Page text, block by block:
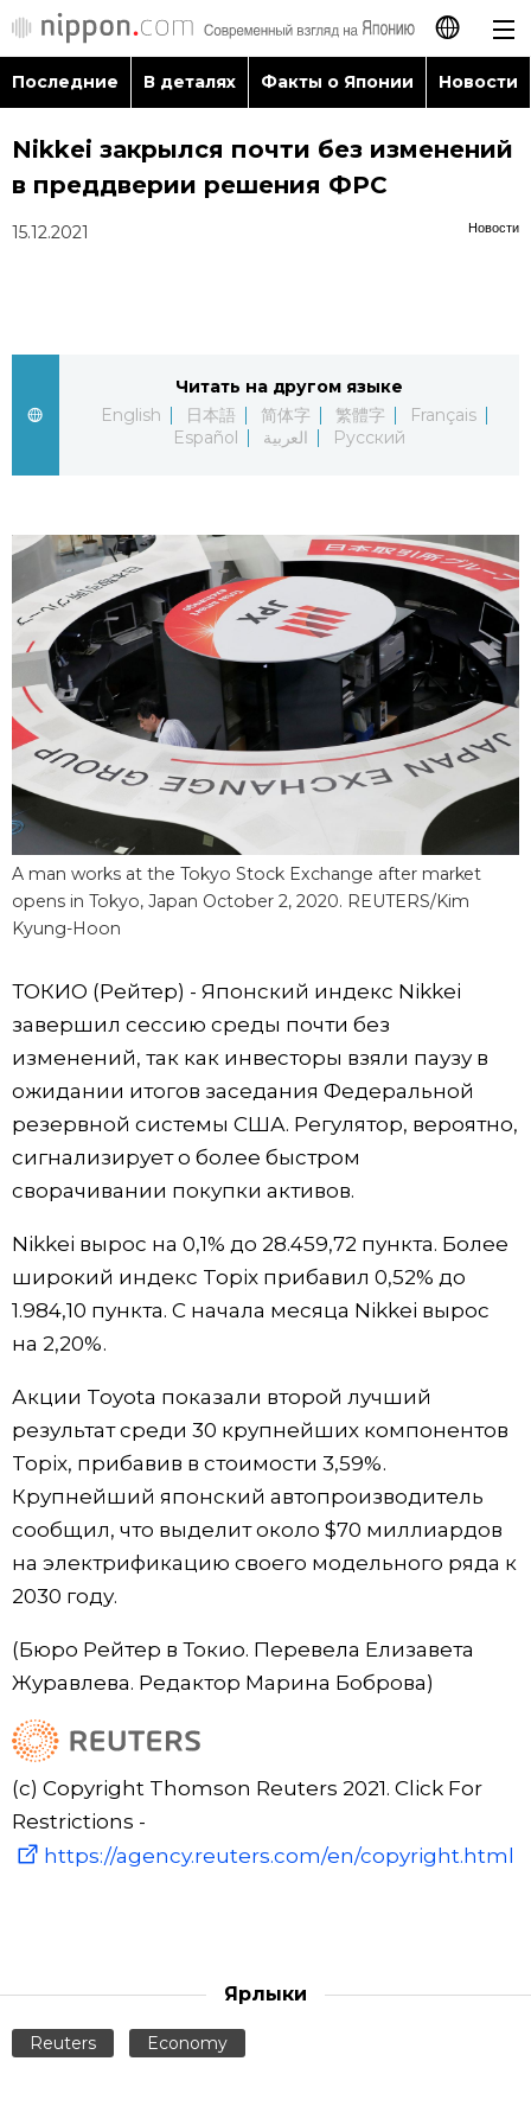
日本語
English
Español
العربية
Последние
Факты о Японии
Новости
Фото/Видео
Разделы
Люди
Блог
Политика
Экономика
Культура
Жизнь
Технологии
Токио
От редакции
Популярные статьи
Японский язык
Японский калейдоскоп
Семья
official SNS
Последние В деталях Факты о Японии Новости
Nikkei закрылся почти без изменений
в преддверии решения ФРС
Новости
15.12.2021
Читать на другом языке
English
日本語 简体字 繁體字
Français
Español
العربية Русский
A man works at the Tokyo Stock Exchange after market
opens in Tokyo, Japan October 2, 2020. REUTERS/Kim
Kyung-Hoon
ТОКИО (Рейтер) - Японский индекс Nikkei
завершил сессию среды почти без
изменений, так как инвесторы взяли паузу в
ожидании итогов заседания Федеральной
резервной системы США. Регулятор, вероятно,
сигнализирует о более быстром
сворачивании покупки активов.
Nikkei вырос на 0,1% до 28.459,72 пункта. Более
широкий индекс Topix прибавил 0,52% до
1.984,10 пункта. С начала месяца Nikkei вырос
на 2,20%.
Акции Toyota показали второй лучший
результат среди 30 крупнейших компонентов
Topix, прибавив в стоимости 3,59%.
Крупнейший японский автопроизводитель
сообщил, что выделит около $70 миллиардов
на электрификацию своего модельного ряда к
2030 году.
(Бюро Рейтер в Токио. Перевела Елизавета
Журавлева. Редактор Марина Боброва)
(c) Copyright Thomson Reuters 2021. Click For
Restrictions -
https://agency.reuters.com/en/copyright.html
Ярлыки
Reuters Economy